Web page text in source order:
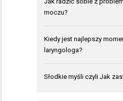
moczu?
Kiedy jest najlepszy
laryngologa?
Słodkie myśli czyli Jak